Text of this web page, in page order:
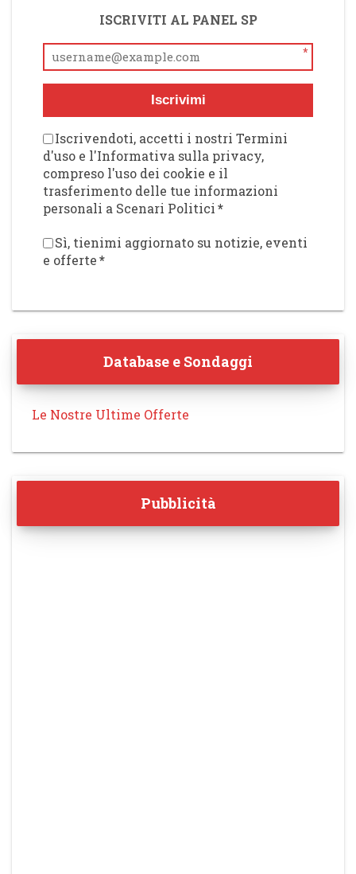
ISCRIVITI AL PANEL SP
*
Iscrivimi
Iscrivendoti, accetti i nostri Termini
d'uso e l'Informativa sulla privacy,
compreso l'uso dei cookie e il
trasferimento delle tue informazioni
personali a Scenari Politici*
Sì, tienimi aggiornato su notizie, eventi
e offerte*
Database e Sondaggi
Le Nostre Ultime Offerte
Pubblicità